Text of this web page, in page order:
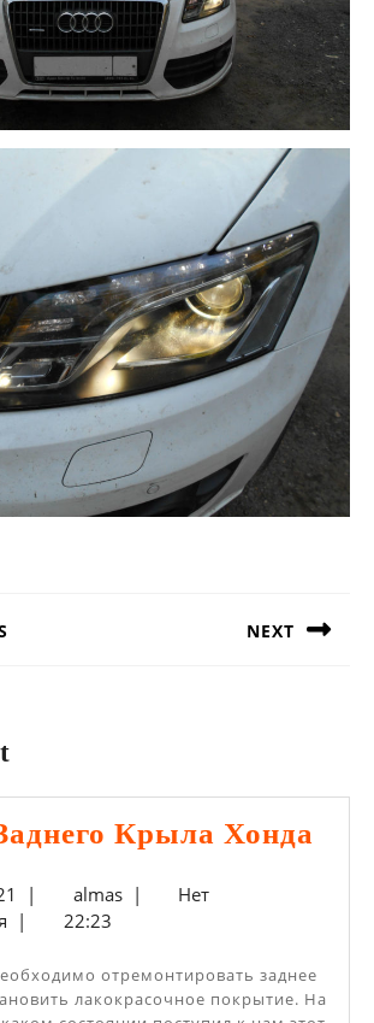
NEXT
Крыла Хонда
05.01.2021
| almasalmas
|
Нет
| 22:23
лакокрасочное покрытие. На